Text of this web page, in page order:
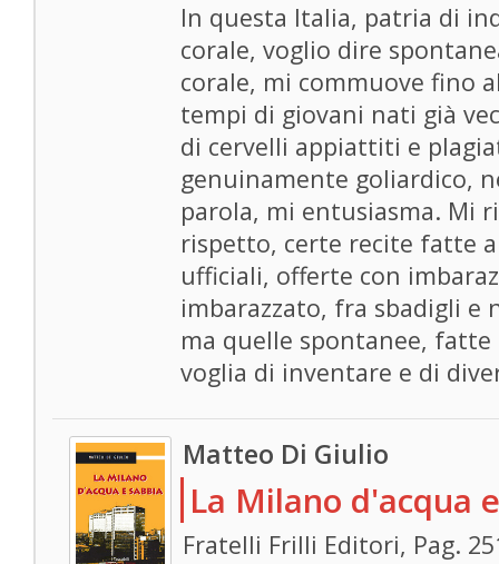
In questa Italia, patria di
corale, voglio dire
corale, mi commuove fino
tempi di giovani nati già
di cervelli appiattiti e
genuinamente goliardico,
parola, mi entusiasma. Mi
rispetto, certe recite fatte
ufficiali, offerte con
imbarazzato, fra sbadigli e
ma quelle spontanee,
voglia di inventare e di
Matteo Di Giulio
La Milano d'acqua
Fratelli Frilli Editori, Pag.